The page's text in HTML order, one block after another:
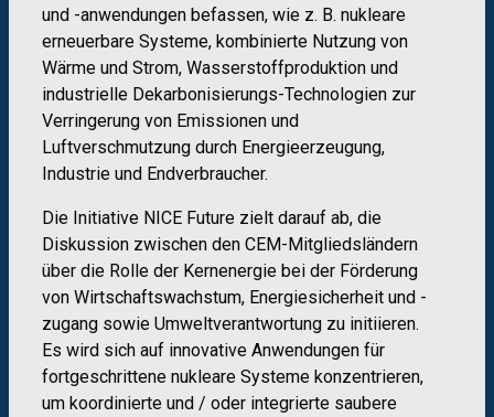
und -anwendungen befassen, wie z. B. nukleare
erneuerbare Systeme, kombinierte Nutzung von
Wärme und Strom, Wasserstoffproduktion und
industrielle Dekarbonisierungs-Technologien zur
Verringerung von Emissionen und
Luftverschmutzung durch Energieerzeugung,
Industrie und Endverbraucher.
Die Initiative NICE Future zielt darauf ab, die
Diskussion zwischen den CEM-Mitgliedsländern
über die Rolle der Kernenergie bei der Förderung
von Wirtschaftswachstum, Energiesicherheit und -
zugang sowie Umweltverantwortung zu initiieren.
Es wird sich auf innovative Anwendungen für
fortgeschrittene nukleare Systeme konzentrieren,
um koordinierte und / oder integrierte saubere